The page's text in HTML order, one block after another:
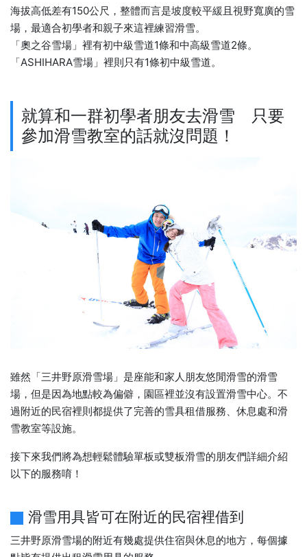
海拔高低差有150公尺，整體而言是坡度較平緩且視野寬廣的雪
場，最適合初學者和親子來這裡練習滑雪。
「奧之谷雪場」裡有初中級雪道1條和中高級雪道2條。
「ASHIHARA雪場」裡則只有1條初中級雪道。
就算和一群初學者朋友去滑雪 只要
參加滑雪教室的話就沒問題！
雖然「三井野原滑雪場」是座能和家人朋友悠閒滑雪的滑雪
場，但是因為地點較為偏僻，園區裡並沒有設置滑雪中心。不
過附近的民宿裡則都提供了完善的雪具租借服務、休息處和滑
雪教室等設施。
接下來我們將為想輕鬆體驗單板或雙板滑雪的朋友們詳細介紹
以下的服務唷！
滑雪用具皆可在附近的民宿裡借到
三井野原滑雪場的附近有幾處提供住宿與休息的地方，每個據